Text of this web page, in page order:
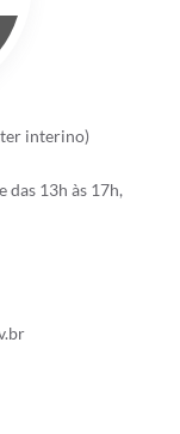
interino)
das 13h às 17h,